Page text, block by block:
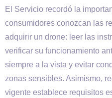
El Servicio recordó la
consumidores conozcan las
adquirir un drone: leer las
verificar su funcionamiento
siempre a la vista y evitar
zonas sensibles. Asimismo,
vigente establece requisitos